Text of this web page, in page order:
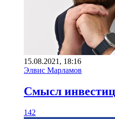
15.08.2021, 18:16
Элвис Марламов
Смысл
142